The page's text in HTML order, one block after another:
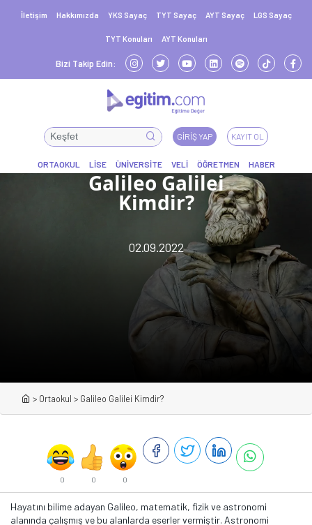
İletişim Hakkımızda YKS Sayaç TYT Sayaç AYT Sayaç LGS Sayaç
TYT Konuları AYT Konuları
Bizi Takip Edin:
GIRIŞ YAP KAYIT OL
Galileo Galilei
Kimdir?
02.09.2022
> Ortaokul > Galileo Galilei Kimdir?
0 0 0
Hayatını bilime adayan Galileo, matematik, fizik ve astronomi
alanında çalışmış ve bu alanlarda eserler vermiştir. Astronomi